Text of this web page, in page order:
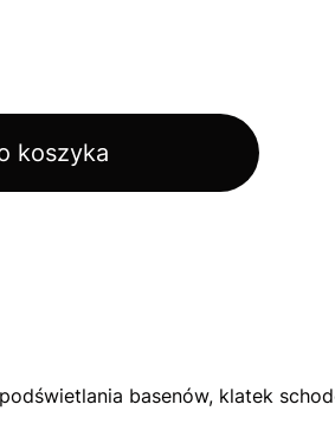
koszyka
basenów, klatek